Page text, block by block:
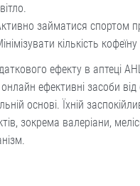
займатися спортом
кількість
ефекту в аптеці
ефективні засоби
основі. Їхній
зокрема валеріани,